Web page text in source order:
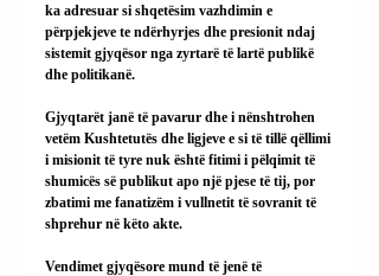
ka adresuar si shqetësim vazhdimin e
përpjekjeve te ndërhyrjes dhe presionit ndaj
sistemit gjyqësor nga zyrtarë të lartë publikë
dhe politikanë.
Gjyqtarët janë të pavarur dhe i nënshtrohen
vetëm Kushtetutës dhe ligjeve e si të tillë qëllimi
i misionit të tyre nuk është fitimi i pëlqimit të
shumicës së publikut apo një pjese të tij, por
zbatimi me fanatizëm i vullnetit të sovranit të
shprehur në këto akte.
Vendimet gjyqësore mund të jenë të